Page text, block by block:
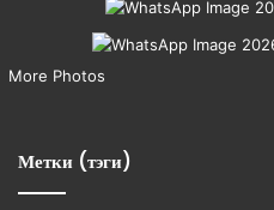
More Photos
Метки (тэги)